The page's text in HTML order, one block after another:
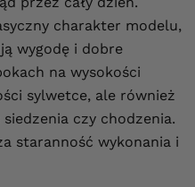
charakter modelu,
wygodę i dobre
na wysokości
sylwetce, ale również
czy chodzenia.
staranność wykonania i